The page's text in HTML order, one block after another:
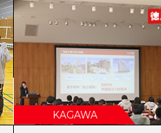
ニュース 2022年
【大学見学】徳島県立池田
の皆さんが来学しました